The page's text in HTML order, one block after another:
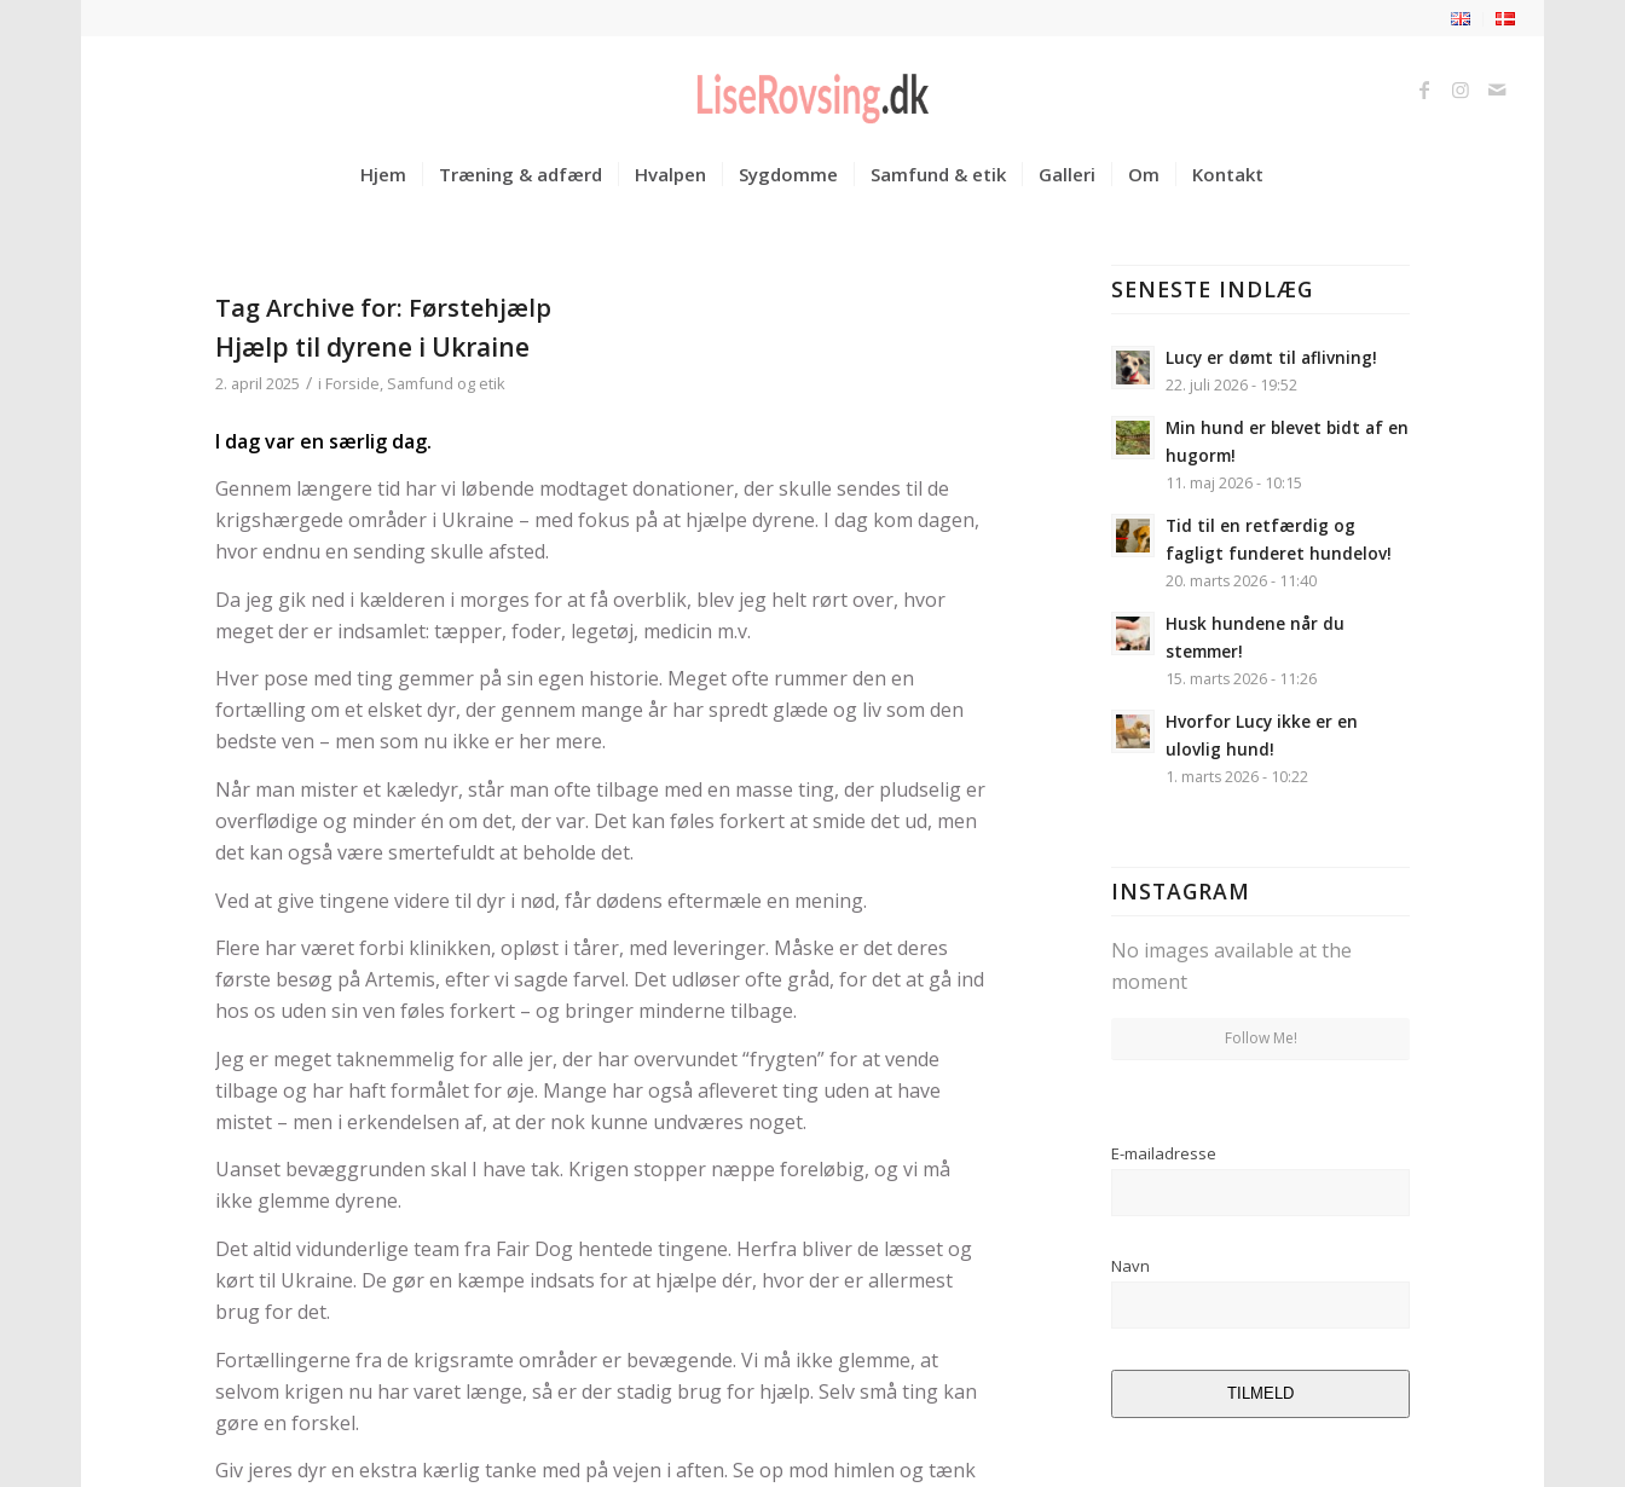
Hjem Træning & adfærd Hvalpen Sygdomme Samfund & etik Galleri Om Kontakt
Tag Archive for: Førstehjælp
Hjælp til dyrene i Ukraine
2. april 2025 / i Forside, Samfund og etik
I dag var en særlig dag.
Gennem længere tid har vi løbende modtaget donationer, der skulle sendes til de
krigshærgede områder i Ukraine – med fokus på at hjælpe dyrene. I dag kom dagen,
hvor endnu en sending skulle afsted.
Da jeg gik ned i kælderen i morges for at få overblik, blev jeg helt rørt over, hvor
meget der er indsamlet: tæpper, foder, legetøj, medicin m.v.
Hver pose med ting gemmer på sin egen historie. Meget ofte rummer den en
fortælling om et elsket dyr, der gennem mange år har spredt glæde og liv som den
bedste ven – men som nu ikke er her mere.
Når man mister et kæledyr, står man ofte tilbage med en masse ting, der pludselig er
overflødige og minder én om det, der var. Det kan føles forkert at smide det ud, men
det kan også være smertefuldt at beholde det.
Ved at give tingene videre til dyr i nød, får dødens eftermæle en mening.
Flere har været forbi klinikken, opløst i tårer, med leveringer. Måske er det deres
første besøg på Artemis, efter vi sagde farvel. Det udløser ofte gråd, for det at gå ind
hos os uden sin ven føles forkert – og bringer minderne tilbage.
Jeg er meget taknemmelig for alle jer, der har overvundet “frygten” for at vende
tilbage og har haft formålet for øje. Mange har også afleveret ting uden at have
mistet – men i erkendelsen af, at der nok kunne undværes noget.
Uanset bevæggrunden skal I have tak. Krigen stopper næppe foreløbig, og vi må
ikke glemme dyrene.
Det altid vidunderlige team fra Fair Dog hentede tingene. Herfra bliver de læsset og
kørt til Ukraine. De gør en kæmpe indsats for at hjælpe dér, hvor der er allermest
brug for det.
Fortællingerne fra de krigsramte områder er bevægende. Vi må ikke glemme, at
selvom krigen nu har varet længe, så er der stadig brug for hjælp. Selv små ting kan
gøre en forskel.
Giv jeres dyr en ekstra kærlig tanke med på vejen i aften. Se op mod himlen og tænk
SENESTE INDLÆG
Lucy er dømt til aflivning!
22. juli 2026 - 19:52
Min hund er blevet bidt af en
hugorm!
11. maj 2026 - 10:15
Tid til en retfærdig og
fagligt funderet hundelov!
20. marts 2026 - 11:40
Husk hundene når du
stemmer!
15. marts 2026 - 11:26
Hvorfor Lucy ikke er en
ulovlig hund!
1. marts 2026 - 10:22
INSTAGRAM
No images available at the
moment
Follow Me!
E-mailadresse
Navn
TILMELD